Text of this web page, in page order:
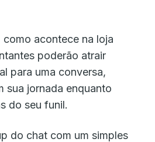
como acontece na loja
poderão atrair
para uma conversa,
sua jornada enquanto
do seu funil.
do chat com um simples